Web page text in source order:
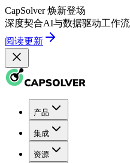
CapSolver 焕新登场
深度契合AI与数据驱动工作流
阅读更新
产品
集成
资源